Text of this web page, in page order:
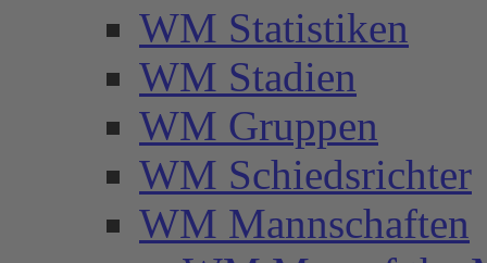
WM Statistiken
WM Stadien
WM Gruppen
WM Schiedsrichter
WM Mannschaften